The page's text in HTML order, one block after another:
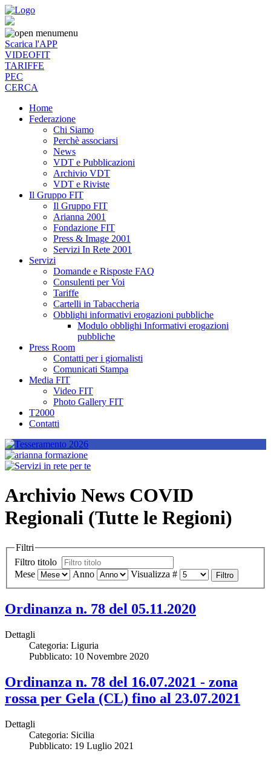
menu
Scarica l'APP
VIDEOFIT
TARIFFE
PEC
CERCA
Home
Federazione
Chi Siamo
Perchè associarsi
News
VDT e Pubblicazioni
Archivio VDT
VDT e Riviste
Il Gruppo FIT
Il Gruppo FIT
Arianna 2001
Fondazione FIT
Press & Image 2001
Servizi In Rete 2001
Servizi
Domande e Risposte FAQ
Consulenti per Voi
Tariffe
Cartelli in Tabaccheria
Obblighi informativi erogazioni pubbliche
Modulo obblighi Informativi erogazioni
pubbliche
Press Room
Contatti per i giornalisti
Comunicati Stampa
Media FIT
Video FIT
Photo Gallery FIT
T2000
Contatti
Archivio News COVID
Regionali (Tutte le Regioni)
Filtri
Filtro titolo
Mese
Anno Visualizza # Filtro
Ordinanza n. 78 del 05.11.2020
Dettagli
Categoria: Liguria
Pubblicato: 10 Novembre 2020
Ordinanza n. 78 del 16.07.2021 - zona
rossa per Gela (CL) fino al 23.07.2021
Dettagli
Categoria: Sicilia
Pubblicato: 19 Luglio 2021